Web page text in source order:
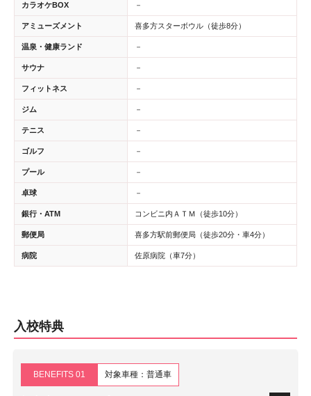
カラオケBOX －
アミューズメント 喜多方スターボウル（徒歩8分）
温泉・健康ランド －
サウナ －
フィットネス －
ジム －
テニス －
ゴルフ －
プール －
卓球 －
銀行・ATM コンビニ内ＡＴＭ（徒歩10分）
郵便局 喜多方駅前郵便局（徒歩20分・車4分）
病院 佐原病院（車7分）
入校特典
BENEFITS 01 対象車種：普通車